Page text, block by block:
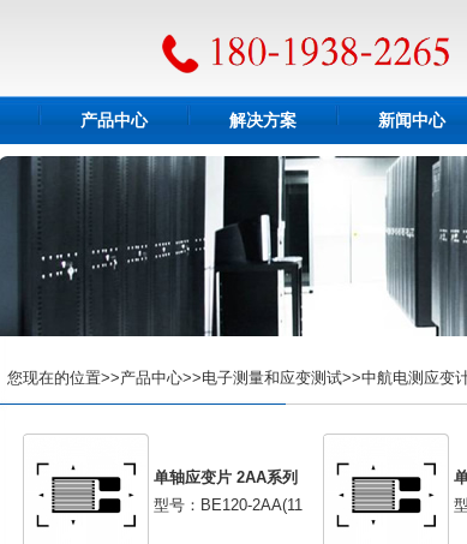
产品中心 解决方案 新闻中心
您现在的位置>>产品中心>>电子测量和应变测试>>中航电测应变
单轴应变片 2AA系列
型号：BE120-2AA(11